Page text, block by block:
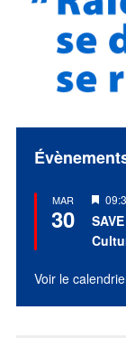
MAR
30
Mis
en
Voir le